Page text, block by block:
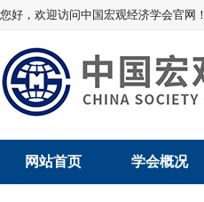
您好，欢迎访问中国宏观经济学会官网！
网站首页 学会概况